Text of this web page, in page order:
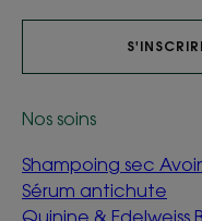
Nos soins
Shampoing sec
Sérum antichute
Quinine & Edelweiss